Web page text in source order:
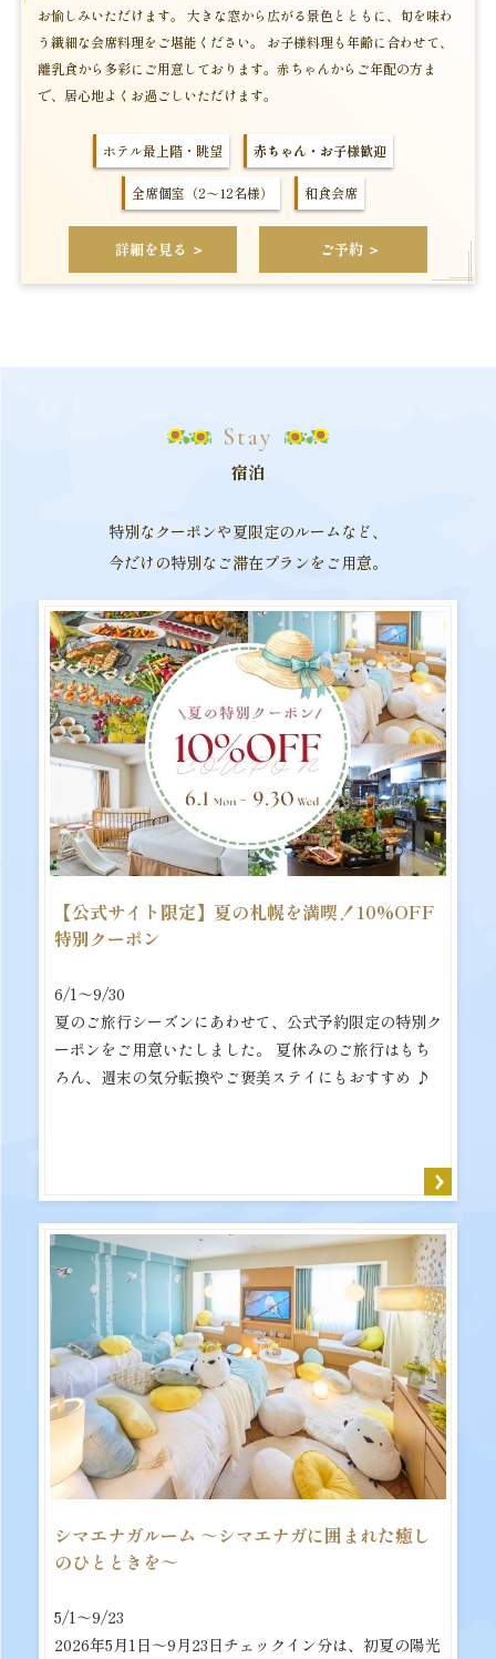
お愉しみいただけます。 大きな窓から広がる景色とともに、旬を味わ
う繊細な会席料理をご堪能ください。 お子様料理も年齢に合わせて、
離乳食から多彩にご用意しております。赤ちゃんからご年配の方ま
で、居心地よくお過ごしいただけます。
ホテル最上階・眺望 赤ちゃん・お子様歓迎
全席個室（2～12名様） 和食会席
詳細を見る ＞ ご予約 ＞
Stay
宿泊
特別なクーポンや夏限定のルームなど、
今だけの特別なご滞在プランをご用意。
【公式サイト限定】夏の札幌を満喫！10%OFF
特別クーポン
6/1～9/30
夏のご旅行シーズンにあわせて、公式予約限定の特別ク
ーポンをご用意いたしました。 夏休みのご旅行はもち
ろん、週末の気分転換やご褒美ステイにもおすすめ ♪
シマエナガルーム ～シマエナガに囲まれた癒し
のひとときを～
5/1～9/23
2026年5月1日～9月23日チェックイン分は、初夏の陽光